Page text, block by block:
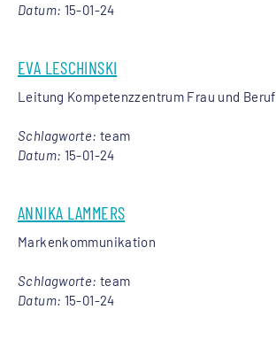
Datum: 15-01-24
EVA LESCHINSKI
Leitung Kompetenzzentrum Frau und Beruf
Schlagworte: team
Datum: 15-01-24
ANNIKA LAMMERS
Markenkommunikation
Schlagworte: team
Datum: 15-01-24